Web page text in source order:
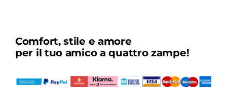
Comfort, stile e amore
per il tuo amico a quattro zampe!